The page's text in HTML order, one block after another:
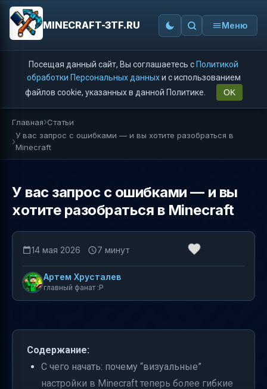
MINECRAFT-3TF.RU Меню
Посещая данный сайт, Вы соглашаетесь с Политикой
обработки Персональных данныхи с использованием
файлов cookie, указанных в данной Политике.
OK
Главная Статьи
У вас запрос с ошибками — и вы хотите разобраться в
Minecraft
У вас запрос с ошибками — и вы
хотите разобраться в Minecraft
14 мая 2026 7 минут
Артем Хрусталев
главный фанат :P
Содержание:
С чего начать: почему “визуальные”
настройки в Minecraft теперь более гибкие